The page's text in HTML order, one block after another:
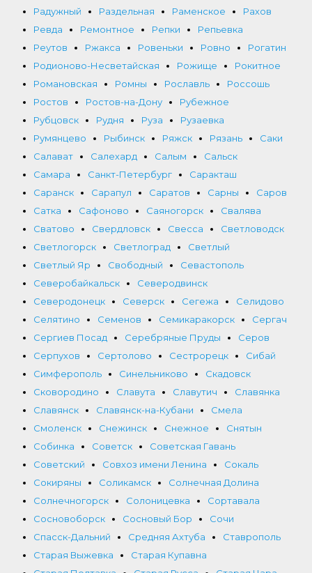
Радужный
Раздельная Раменское
Рахов
Ревда
Ремонтное Репки
Репьевка
Реутов
Ржакса Ровеньки Ровно
Рогатин
Родионово-Несветайская
Рожище
Рокитное
Романовская
Ромны Рославль
Россошь
Ростов
Ростов-на-Дону
Рубежное
Рубцовск
Рудня Руза
Рузаевка
Румянцево
Рыбинск Ряжск Рязань
Саки
Салават
Салехард Салым
Сальск
Самара
Санкт-Петербург
Саракташ
Саранск
Сарапул Саратов Сарны
Саров
Сатка
Сафоново Саяногорск
Свалява
Сватово
Свердловск Свесса
Светловодск
Светлогорск
Светлоград
Светлый
Светлый Яр
Свободный
Севастополь
Северобайкальск
Северодвинск
Северодонецк
Северск Сегежа
Селидово
Селятино
Семенов Семикаракорск
Сергач
Сергиев Посад
Серебряные Пруды
Серов
Серпухов
Сертолово Сестрорецк
Сибай
Симферополь
Синельниково
Скадовск
Сковородино
Славута Славутич
Славянка
Славянск
Славянск-на-Кубани
Смела
Смоленск
Снежинск Снежное
Снятын
Собинка
Советск
Советская Гавань
Советский
Совхоз имени Ленина
Сокаль
Сокиряны
Соликамск
Солнечная Долина
Солнечногорск
Солоницевка
Сортавала
Сосновоборск
Сосновый Бор
Сочи
Спасск-Дальний
Средняя Ахтуба
Ставрополь
Старая Выжевка
Старая Купавна